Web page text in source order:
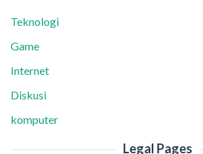
Teknologi
Game
Internet
Diskusi
komputer
Legal Pages